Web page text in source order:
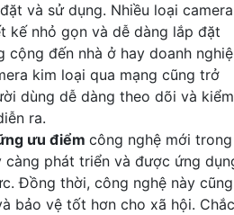
và sử dụng. Nhiều loại camera
kế nhỏ gọn và dễ dàng lắp đặt
đến nhà ở hay doanh
kim loại qua mạng cũng trở
dùng dễ dàng theo dõi và kiểm
ra.
ưu điểm công nghệ mới trong
càng phát triển và được ứng
Đồng thời, công nghệ này cũng
bảo vệ tốt hơn cho xã hội. Chắc